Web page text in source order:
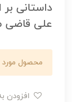
داستانی
علی قاضی
محصول مورد